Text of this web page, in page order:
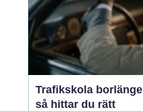
Trafikskola borlänge
så hittar du rätt